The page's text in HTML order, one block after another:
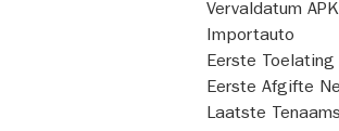
Vervaldatum APK
Importauto
Eerste Toelating
Eerste Afgifte
Laatste